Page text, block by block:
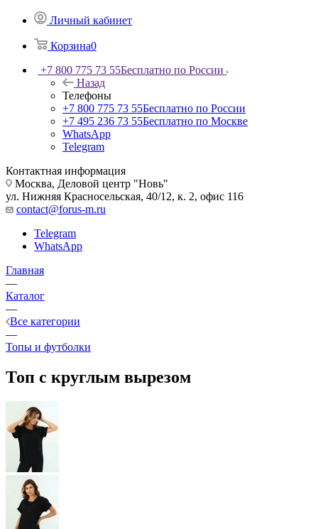
Личный кабинет
Корзина0
+7 800 775 73 55Бесплатно по России
Назад
Телефоны
+7 800 775 73 55Бесплатно по России
+7 495 236 73 55Бесплатно по Москве
WhatsApp
Telegram
Контактная информация
Москва, Деловой центр "Новь"
ул. Нижняя Красносельская, 40/12, к. 2, офис 116
contact@forus-m.ru
Telegram
WhatsApp
Главная
—
Каталог
—
Все категории
—
Топы и футболки
Топ с круглым вырезом